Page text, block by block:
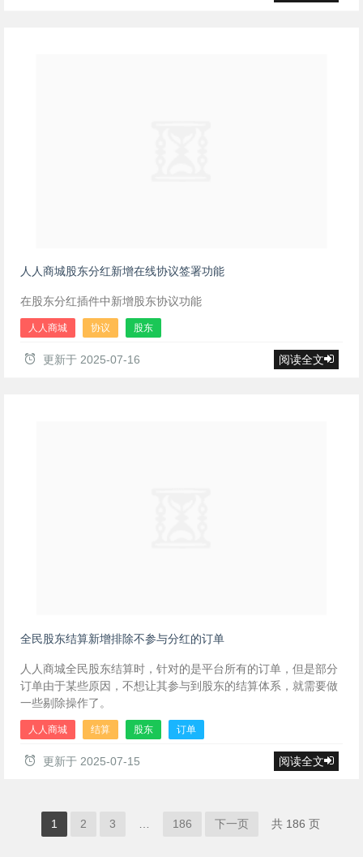
人人商城股东分红新增在线协议签署功能
在股东分红插件中新增股东协议功能
人人商城 协议 股东
更新于 2025-07-16 阅读全文
全民股东结算新增排除不参与分红的订单
人人商城全民股东结算时，针对的是平台所有的订单，但是部分
订单由于某些原因，不想让其参与到股东的结算体系，就需要做
一些剔除操作了。
人人商城 结算 股东 订单
更新于 2025-07-15 阅读全文
1 2 3 186 下一页 共 186 页